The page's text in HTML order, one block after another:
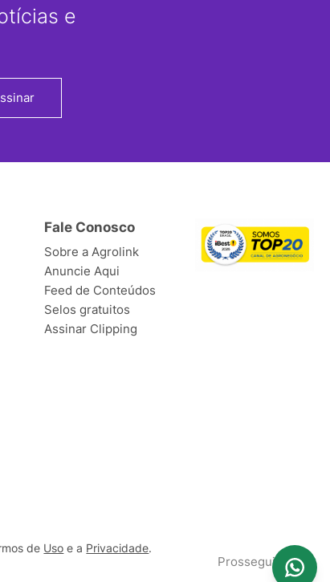
e
Fale Conosco
Sobre a Agrolink
Anuncie Aqui
Feed de Conteúdos
Selos gratuitos
Assinar Clipping
de Uso e a Privacidade.
Prosseguir